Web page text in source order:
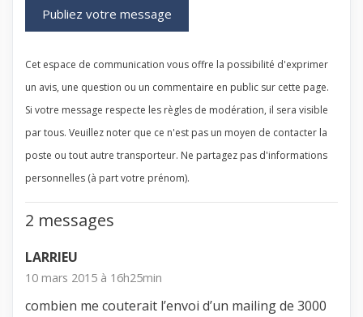
Cet espace de communication vous offre la possibilité d'exprimer
un avis, une question ou un commentaire en public sur cette page.
Si votre message respecte les règles de modération, il sera visible
par tous. Veuillez noter que ce n'est pas un moyen de contacter la
poste ou tout autre transporteur. Ne partagez pas d'informations
personnelles (à part votre prénom).
2 messages
LARRIEU
10 mars 2015 à 16h25min
combien me couterait l’envoi d’un mailing de 3000